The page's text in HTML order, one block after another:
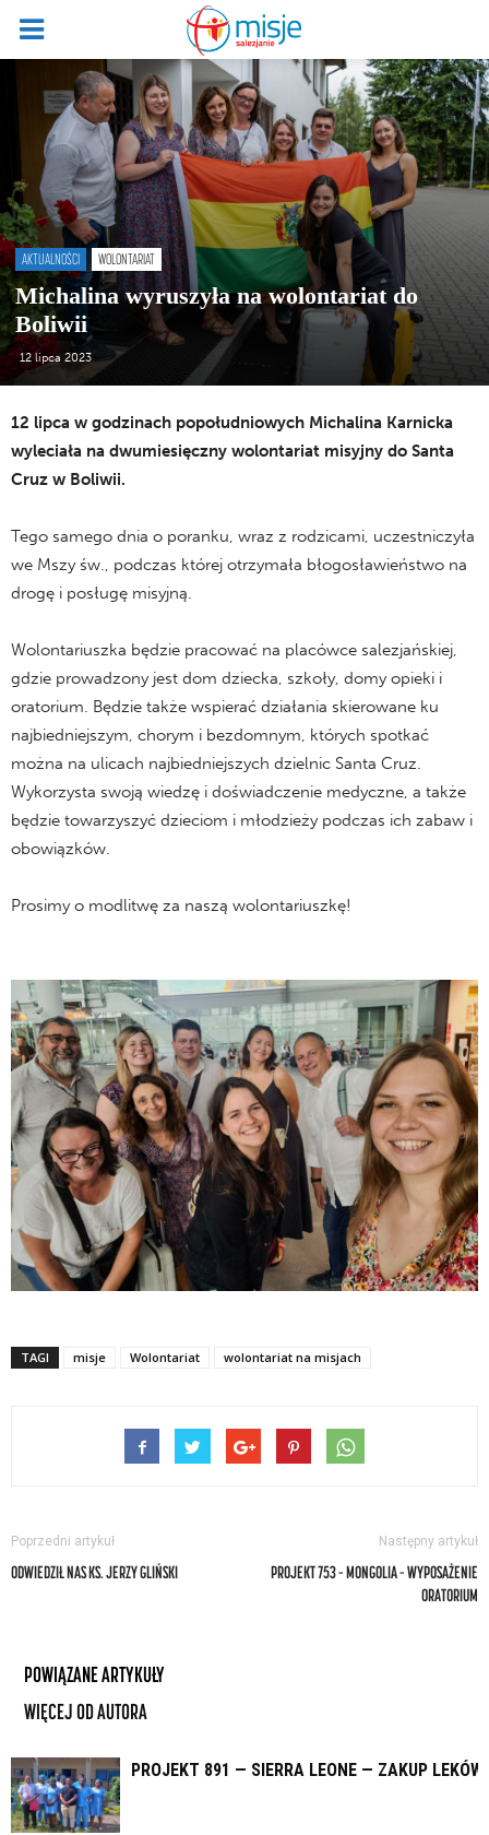
AKTUALNOŚCI WOLONTARIAT
Michalina wyruszyła na wolontariat do
Boliwii
12 lipca 2023
12 lipca w godzinach popołudniowych Michalina Karnicka
wyleciała na dwumiesięczny wolontariat misyjny do Santa
Cruz w Boliwii.
Tego samego dnia o poranku, wraz z rodzicami, uczestniczyła
we Mszy św., podczas której otrzymała błogosławieństwo na
drogę i posługę misyjną.
Wolontariuszka będzie pracować na placówce salezjańskiej,
gdzie prowadzony jest dom dziecka, szkoły, domy opieki i
oratorium. Będzie także wspierać działania skierowane ku
najbiedniejszym, chorym i bezdomnym, których spotkać
można na ulicach najbiedniejszych dzielnic Santa Cruz.
Wykorzysta swoją wiedzę i doświadczenie medyczne, a także
będzie towarzyszyć dzieciom i młodzieży podczas ich zabaw i
obowiązków.
Prosimy o modlitwę za naszą wolontariuszkę!
TAGI misje Wolontariat wolontariat na misjach
Poprzedni artykuł
ODWIEDZIŁ NAS KS. JERZY GLIŃSKI
Następny artykuł
PROJEKT 753 – MONGOLIA – WYPOSAŻENIE
ORATORIUM
POWIĄZANE ARTYKUŁY
WIĘCEJ OD AUTORA
PROJEKT 891 — SIERRA LEONE — ZAKUP LEKÓW